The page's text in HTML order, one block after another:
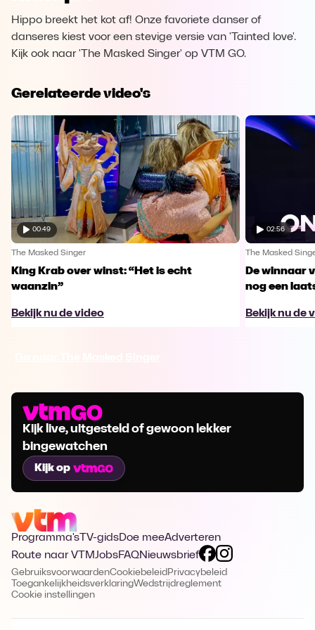
Hippo breekt het kot af! Onze favoriete danser of
danseres kiest voor een stevige versie van 'Tainted love'.
Kijk ook naar 'The Masked Singer' op VTM GO.
Gerelateerde video's
00:49
The Masked Singer
King Krab over winst: “Het is echt
waanzin”
Bekijk nu de video
02:56
The Masked
De winnaar
nog een
Bekijk nu de
Kijk live, uitgesteld of gewoon lekker
bingewatchen
Kijk op
Programma's TV-gidsDoe meeAdverteren
Route naar VTMJobsFAQNieuwsbrief
GebruiksvoorwaardenCookiebeleid Privacybeleid
ToegankelijkheidsverklaringWedstrijdreglement
Cookie instellingen